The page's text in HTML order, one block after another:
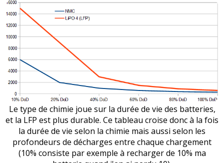
Le type de chimie joue sur la durée de vie des batteries,
et la LFP est plus durable. Ce tableau croise donc à la fois
la durée de vie selon la chimie mais aussi selon les
profondeurs de décharges entre chaque chargement
(10% consiste par exemple à recharger de 10% ma